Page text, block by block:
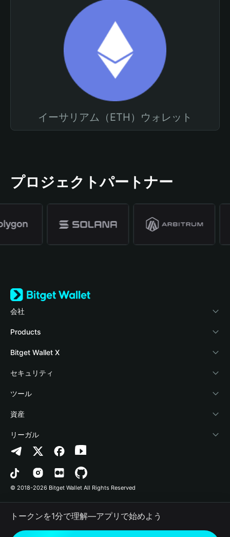
イーサリアム（ETH）ウォレット
プロジェクトパートナー
会社
Bitget Walletについて
ブログ
アカデミー
暗号資産ニュース
Help Center
お問い合わせ
ブランドリソース
キャリア
Products
Crypto Card
Stablecoin Earn
Payfi Crypto
Crypto Swap API
Altcoin Season Index
Prediction Markets
DApp
RWA
Bitget Wallet X
デベロッパー
ウォレットを接続
Bitget Wallet Pay
プロジェクトを掲載
セキュリティ
保護基金
セキュリティ技術
ツール
暗号資産を購入
認証検出
コントラクト検出
一括送金
資産
Arbitrum
Avalanche
Bitcoin
Polygon
リーガル
プライバシーポリシー
利用規約
© 2018-2026 Bitget Wallet All Rights Reserved
トークンを1分で理解―アプリで始めよう